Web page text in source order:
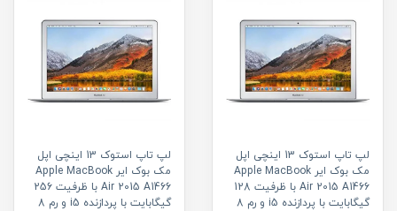
لپ تاپ استوک 13 اینچی اپل
مک بوک ایر Apple MacBook
Air 2015 A1466 با ظرفیت 128
گیگابایت با پردازنده i5 و رم 8
لپ تاپ استوک 13 اینچی اپل
مک بوک ایر Apple MacBook
Air 2015 A1466 با ظرفیت 256
گیگابایت با پردازنده i5 و رم 8